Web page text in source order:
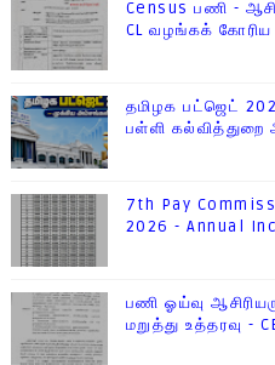
Census பணி -
CL வழங்கக் கோரிய
தமிழக பட்ஜெட்
பள்ளி கல்வித்துறை
7th Pay
2026 - Annual
பணி ஓய்வு
மறுத்து உத்தரவு -